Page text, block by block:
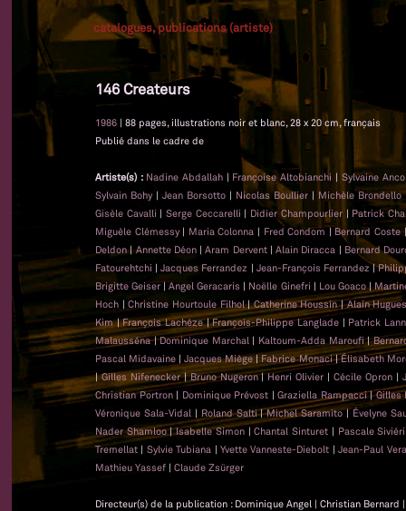
catalogues, publications (artiste)
146 Createurs
1986 | 88 pages, illustrations noir et blanc, 28 x 20 cm, français
Publié dans le cadre de
Artiste(s) : Nadine Abdallah| Françoise Altobianchi |Sylvaine
Sylvain Bohy| Jean Borsotto | Nicolas Boullier | Michèle Brondello
Gisèle Cavalli |Serge Ceccarelli | Didier Champourlier| Patrick
Miguèle Clémessy| Maria Colonna | Fred Condom|Bernard Coste
Deldon|Annette Déon|Aram Dervent|Alain Diracca | Bernard
Fatourehtchi |Jacques Ferrandez | Jean-François Ferrandez|
Brigitte Geiser|Angel Geracaris | Noëlle Ginefri | Lou Goaco|
Hoch |Christine Hourtoule Filhol|Catherine Houssin|Alain
Kim|François Lachéze|François-Philippe Langlade| Patrick
Malausséna|Dominique Marchal | Kaltoum-Adda Maroufi|
Pascal Midavaine |Jacques Miège|Fabrice Monaci|Élisabeth
|Gilles Nifenecker|Bruno Nugeron|Henri Olivier |Cécile Opron|
Christian Portron| Dominique Prévost |Graziella Rampacci|Gilles
Véronique Sala-Vidal | Roland Salti|Michel Saramito|Évelyne
Nader Shamloo|Isabelle Simon|Chantal Sinturet | Pascale Siviéri
Tremellat | Sylvie Tubiana | Yvette Vanneste-Diebolt |Jean-Paul
Mathieu Yassef | Claude Zsürger
Directeur(s) de la publication : Dominique Angel | Christian